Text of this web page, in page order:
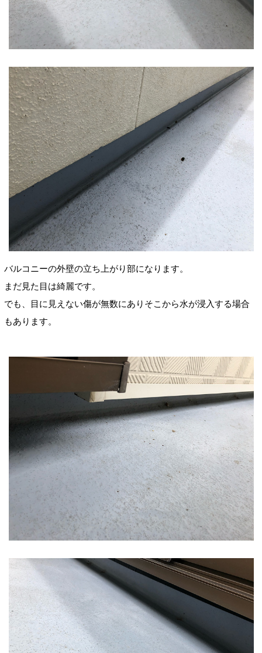
バルコニーの外壁の立ち上がり部になります。
まだ見た目は綺麗です。
でも、目に見えない傷が無数にありそこから水が浸入する場合
もあります。